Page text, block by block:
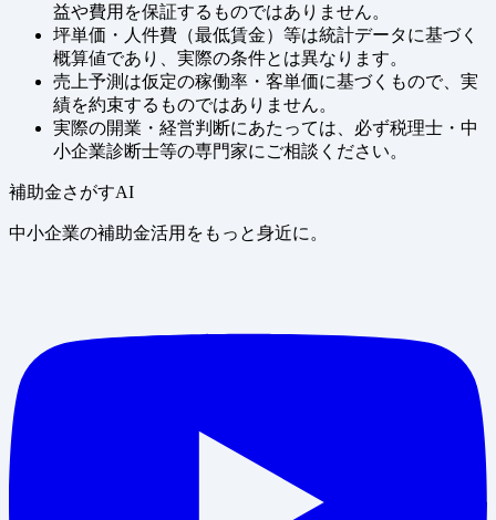
益や費用を保証するものではありません。
坪単価・人件費（最低賃金）等は統計データに基づく
概算値であり、実際の条件とは異なります。
売上予測は仮定の稼働率・客単価に基づくもので、実
績を約束するものではありません。
実際の開業・経営判断にあたっては、必ず税理士・中
小企業診断士等の専門家にご相談ください。
補助金さがすAI
中小企業の補助金活用をもっと身近に。